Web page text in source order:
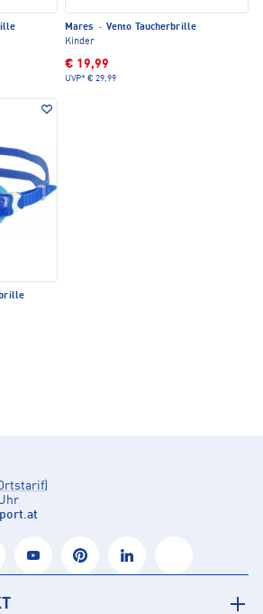
Mares · Vento Taucherbrille
Kinder
€ 19,99
UVP* € 29,99